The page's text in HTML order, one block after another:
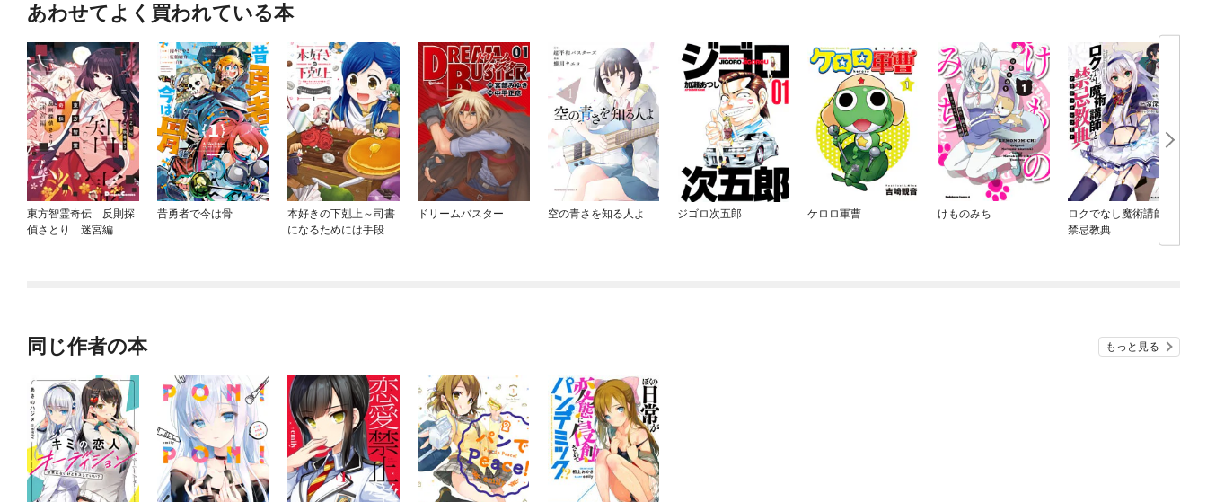
あわせてよく買われている本
東方智霊奇伝 反則探
偵さとり 迷宮編
昔勇者で今は骨
本好きの下剋上～司書
になるためには手段を
ドリームバスター 空の青さを知る人よ ジゴロ次五郎 ケロロ軍曹 けものみち
ロクでなし魔術講師と
禁忌教典
同じ作者の本 もっと見る